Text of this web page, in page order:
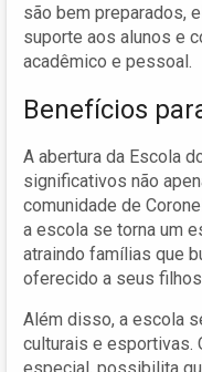
são bem preparados,
suporte aos alunos e
acadêmico e pessoal.
Benefícios
A abertura da Escola
significativos não
comunidade de
a escola se torna um
atraindo famílias que
oferecido a seus
Além disso, a escola
culturais e esportivas.
especial, possibilita